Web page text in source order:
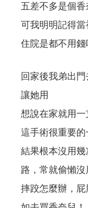
五差不多是個香
可我明明記得當
住院是都不用錢
回家後我弟出
讓她用
想說在家就用
這手術很重要的
結果根本沒用
路，常就偷懶
摔跤怎麼辦，